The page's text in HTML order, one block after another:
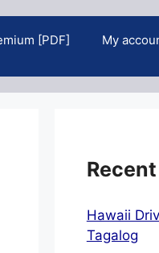
[PDF] My
Hawaii
Tagalog